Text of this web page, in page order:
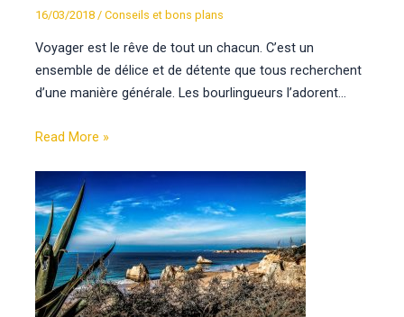
16/03/2018 /Conseils et bons plans
Voyager est le rêve de tout un chacun. C’est un
ensemble de délice et de détente que tous recherchent
d’une manière générale. Les bourlingueurs l’adorent…
Read More »